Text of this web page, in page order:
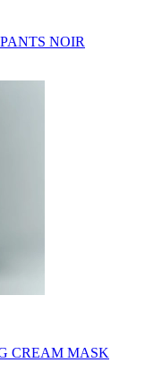
NOIR
CREAM MASK